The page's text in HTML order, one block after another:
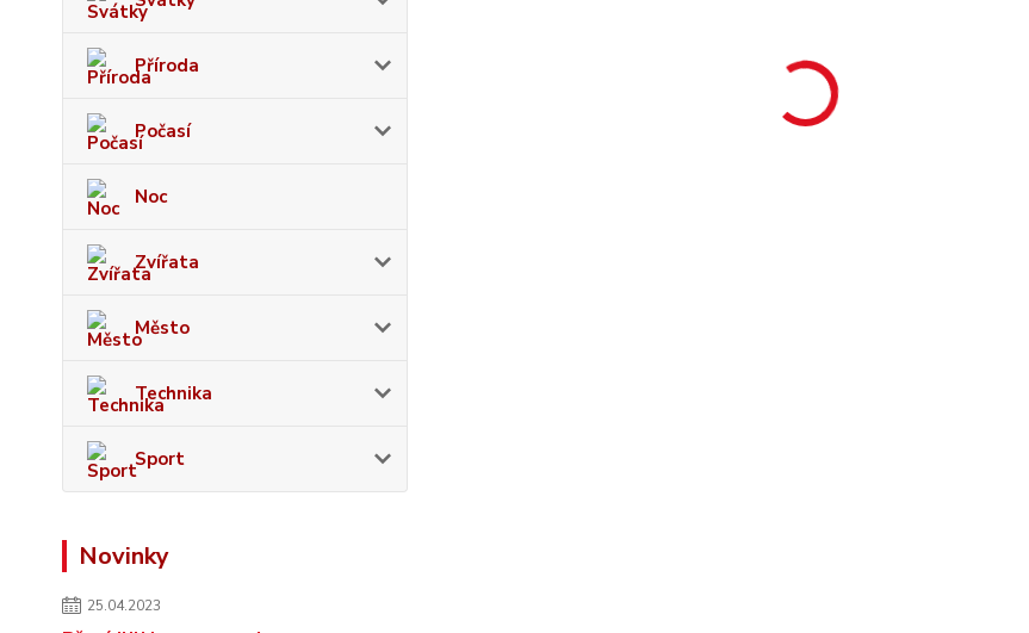
Příroda
Počasí
Noc
Zvířata
Město
Technika
Sport
Novinky
25.04.2023